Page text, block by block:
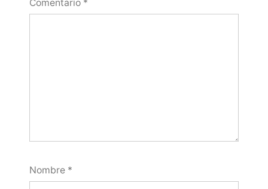
Comentario *
Nombre *